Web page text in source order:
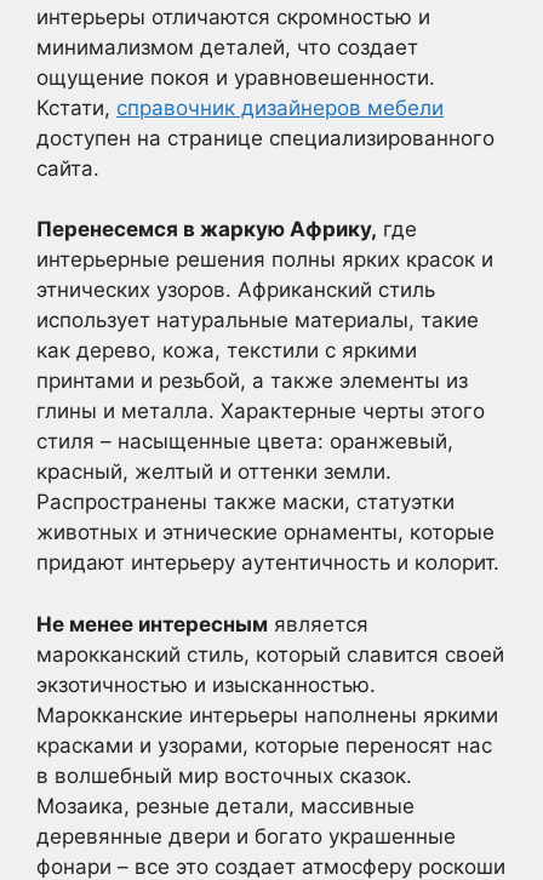
интерьеры отличаются скромностью и
минимализмом деталей, что создает
ощущение покоя и уравновешенности.
Кстати, справочник дизайнеров мебели
доступен на странице специализированного
сайта.
Перенесемся в жаркую Африку, где
интерьерные решения полны ярких красок и
этнических узоров. Африканский стиль
использует натуральные материалы, такие
как дерево, кожа, текстили с яркими
принтами и резьбой, а также элементы из
глины и металла. Характерные черты этого
стиля – насыщенные цвета: оранжевый,
красный, желтый и оттенки земли.
Распространены также маски, статуэтки
животных и этнические орнаменты, которые
придают интерьеру аутентичность и колорит.
Не менее интересным является
марокканский стиль, который славится своей
экзотичностью и изысканностью.
Марокканские интерьеры наполнены яркими
красками и узорами, которые переносят нас
в волшебный мир восточных сказок.
Мозаика, резные детали, массивные
деревянные двери и богато украшенные
фонари – все это создает атмосферу роскоши